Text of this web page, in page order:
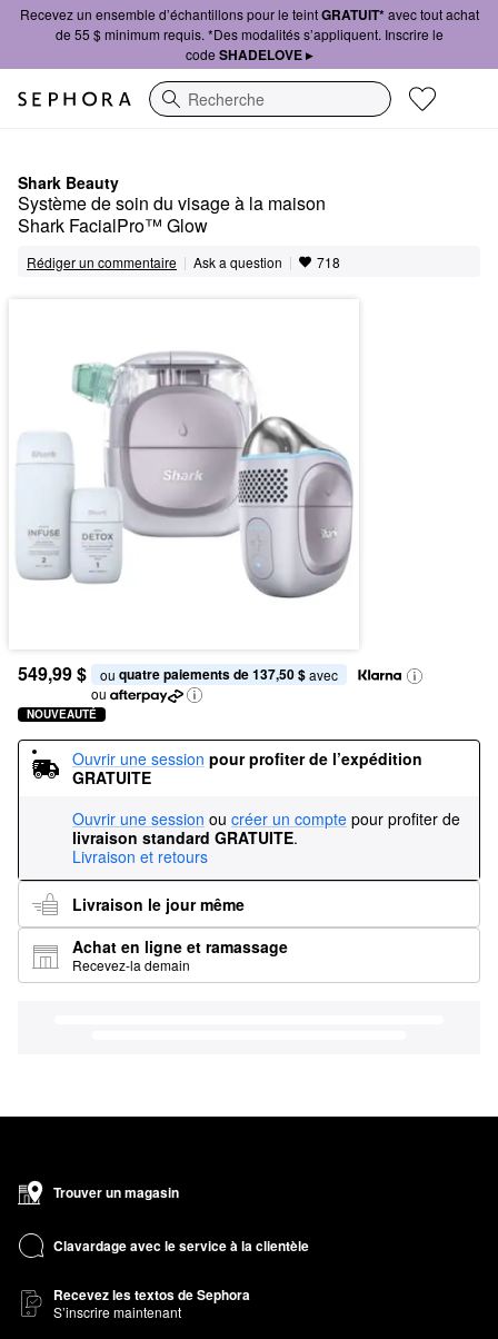
Recevez un ensemble d’échantillons pour le teintGRATUIT*avec tout achat
de 55 $ minimum requis. *Des modalités s’appliquent. Inscrire le
code SHADELOVE ▸
Recherche
Shark Beauty
Système de soin du visage à la maison
Shark FacialPro™ Glow
Rédiger un commentaire | Ask a question | 718
549,99 $ ou quatre paiements de 137,50 $ avec
ou
NOUVEAUTÉ
Ouvrir une session pour profiter de l’expédition
GRATUITE
Ouvrir une session ou créer un compte pour profiter de
livraison standard GRATUITE.
Livraison et retours
Livraison le jour même
Achat en ligne et ramassage
Recevez-la demain
Trouver un magasin
Clavardage avec le service à la clientèle
Recevez les textos de Sephora
S’inscrire maintenant